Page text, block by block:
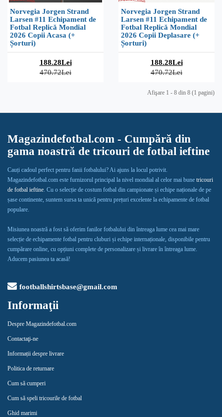
Norvegia Jorgen Strand
Larsen #11 Echipament de
Fotbal Replică Mondial
2026 Copii Acasa (+
Șorturi)
188.28Lei
470.72Lei
Norvegia Jorgen Strand
Larsen #11 Echipament de
Fotbal Replică Mondial
2026 Copii Deplasare (+
Șorturi)
188.28Lei
470.72Lei
Afişare 1 - 8 din 8 (1 pagini)
Magazindefotbal.com - Cumpără din
gama noastră de tricouri de fotbal ieftine
Cauți cadoul perfect pentru fanii fotbalului? Ai ajuns la locul potrivit.
Magazindefotbal.com este furnizorul principal la nivel mondial al celor mai bune tricouri
de fotbal ieftine. Cu o selecție de costum fotbal din campionate și echipe naționale de pe
șase continente, suntem sursa ta unică pentru prețuri excelente la echipamente de fotbal
populare.
Misiunea noastră a fost să oferim fanilor fotbalului din întreaga lume cea mai mare
selecție de echipamente fotbal pentru cluburi și echipe internaționale, disponibile pentru
cumpărare online, cu opțiuni complete de personalizare și livrare în întreaga lume.
Aducem pasiunea ta acasă!
footballshirtsbase@gmail.com
Informaţii
Despre Magazindefotbal.com
Contactaţi-ne
Informații despre livrare
Politica de returnare
Cum să cumperi
Cum să speli tricourile de fotbal
Ghid marimi